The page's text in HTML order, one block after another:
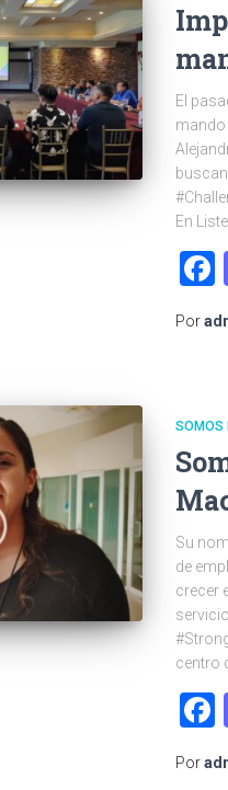
El
mando
En
Por
SOMOS
Su
de
crecer
centro
Por